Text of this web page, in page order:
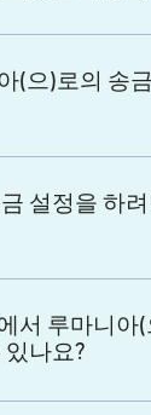
(으)로의 송
설정을 하
서 루마니아
있나요?